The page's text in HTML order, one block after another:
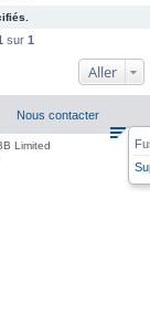
sur 1
Aller
Nous contacter
Limited